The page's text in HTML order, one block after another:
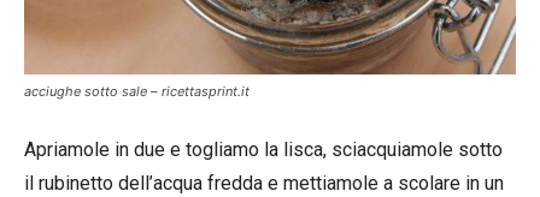
acciughe sotto sale – ricettasprint.it
Apriamole in due e togliamo la lisca, sciacquiamole sotto
il rubinetto dell’acqua fredda e mettiamole a scolare in un